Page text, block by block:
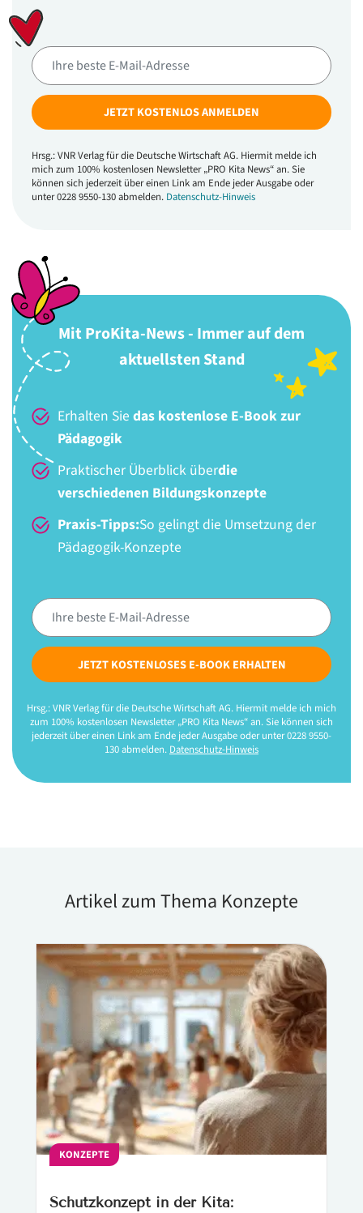
Mit ProKita-News - Immer auf dem
aktuellsten Stand
Erhalten Sie das kostenlose E-Book zur
Pädagogik
Praktischer Überblick überdie
verschiedenen Bildungskonzepte
Praxis-Tipps:So gelingt die Umsetzung der
Pädagogik-Konzepte
JETZT KOSTENLOSES E-BOOK ERHALTEN
Hrsg.: VNR Verlag für die Deutsche Wirtschaft AG. Hiermit melde ich mich
zum 100% kostenlosen Newsletter „PRO Kita News“ an. Sie können sich
jederzeit über einen Link am Ende jeder Ausgabe oder unter 0228 9550-
130 abmelden. Datenschutz-Hinweis
JETZT KOSTENLOS ANMELDEN
Hrsg.: VNR Verlag für die Deutsche Wirtschaft AG. Hiermit melde ich
mich zum 100% kostenlosen Newsletter „PRO Kita News“ an. Sie
können sich jederzeit über einen Link am Ende jeder Ausgabe oder
unter 0228 9550-130 abmelden. Datenschutz-Hinweis
Artikel zum Thema Konzepte
KONZEPTE
Schutzkonzept in der Kita: